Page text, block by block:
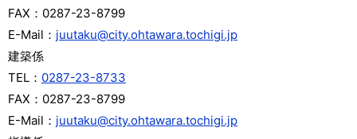
FAX： 0287-23-8799
E-Mail： juutaku@city.ohtawara.tochigi.jp
建築係
TEL： 0287-23-8733
FAX： 0287-23-8799
E-Mail： juutaku@city.ohtawara.tochigi.jp